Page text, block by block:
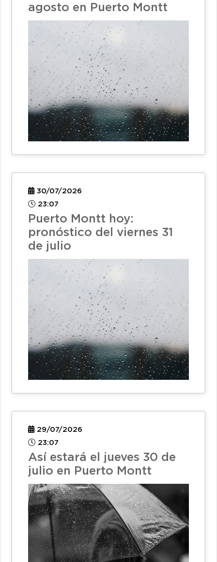
agosto en Puerto Montt
30/07/2026
23:07
Puerto Montt hoy:
pronóstico del viernes 31
de julio
29/07/2026
23:07
Así estará el jueves 30 de
julio en Puerto Montt